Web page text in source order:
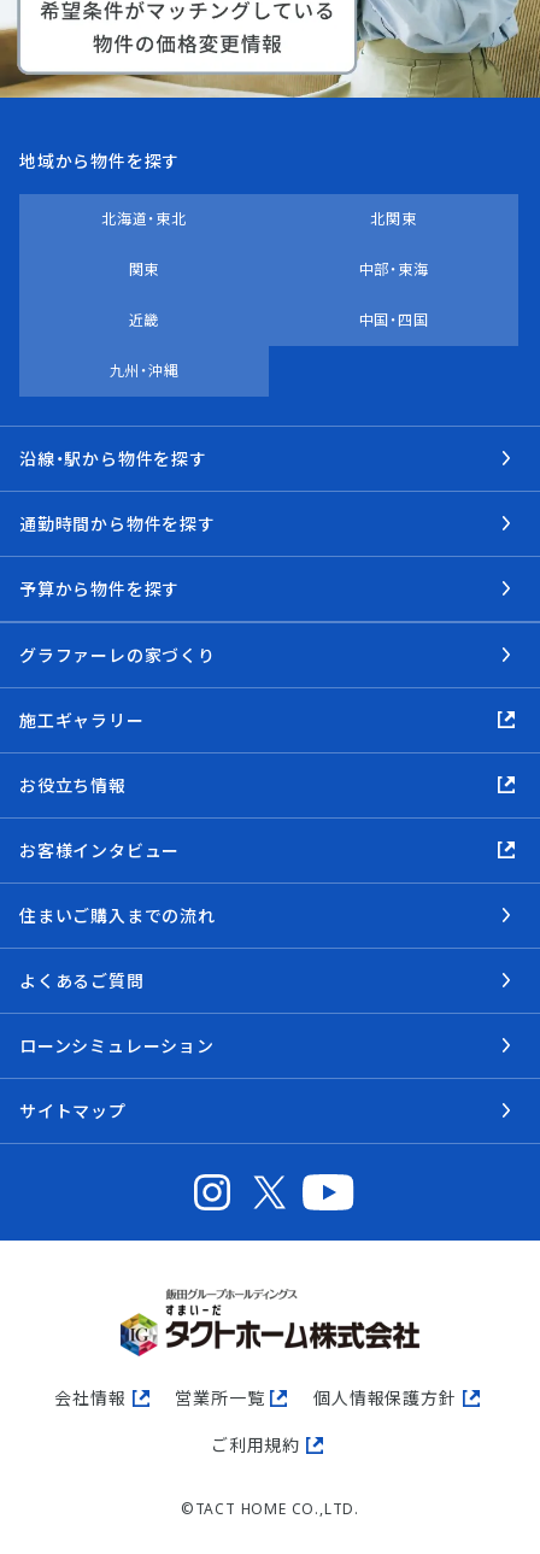
地域から物件を探す
北海道・東北 北関東
関東 中部・東海
近畿 中国・四国
九州・沖縄
沿線・駅から物件を探す
通勤時間から物件を探す
予算から物件を探す
グラファーレの家づくり
施工ギャラリー
お役立ち情報
お客様インタビュー
住まいご購入までの流れ
よくあるご質問
ローンシミュレーション
サイトマップ
会社情報 営業所一覧 個人情報保護方針
ご利用規約
©TACT HOME CO.,LTD.